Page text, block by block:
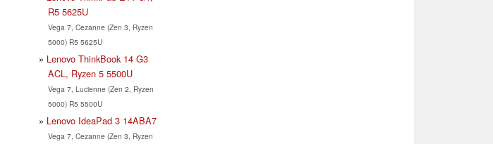
R5 5625U
Vega 7, Cezanne (Zen 3, Ryzen
5000) R5 5625U
Lenovo ThinkBook 14 G3
ACL, Ryzen 5 5500U
Vega 7, Lucienne (Zen 2, Ryzen
5000) R5 5500U
Lenovo IdeaPad 3 14ABA7
Vega 7, Cezanne (Zen 3, Ryzen